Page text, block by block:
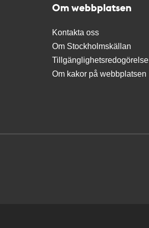
Om webbplatsen
Kontakta oss
Om Stockholmskällan
Tillgänglighetsredogörelse
Om kakor på webbplatsen